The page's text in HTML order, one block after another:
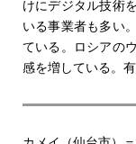
けにデジタル技術
いる事業者も多い
ている。ロシアの
感を増している。